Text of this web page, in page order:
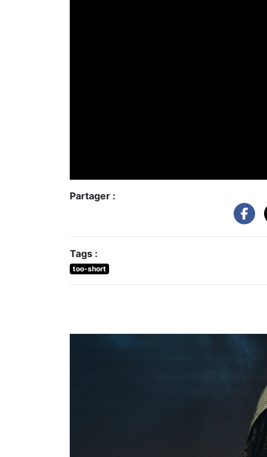
Partager :
Tags :
too-short